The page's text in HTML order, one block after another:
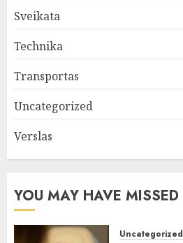
Sveikata
Technika
Transportas
Uncategorized
Verslas
YOU MAY HAVE MISSED
Uncategorized